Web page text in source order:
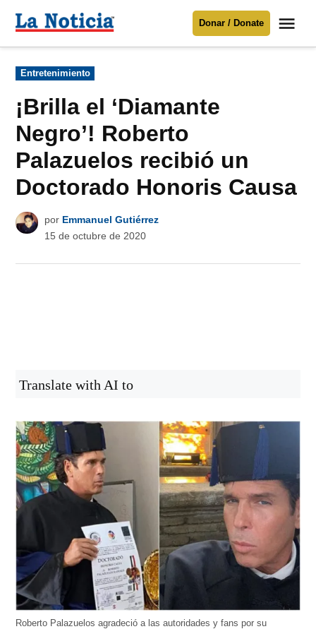
Para mantenerte informado necesitamos
Donar
contenido
Noticia
Donar / Donate
Publicado
en
Entretenimiento
¡Brilla el ‘Diamante
Negro’! Roberto
Palazuelos recibió un
Doctorado Honoris Causa
por Emmanuel Gutiérrez
15 de octubre de 2020
Translate with AI to
Roberto Palazuelos agradeció a las autoridades y fans por su